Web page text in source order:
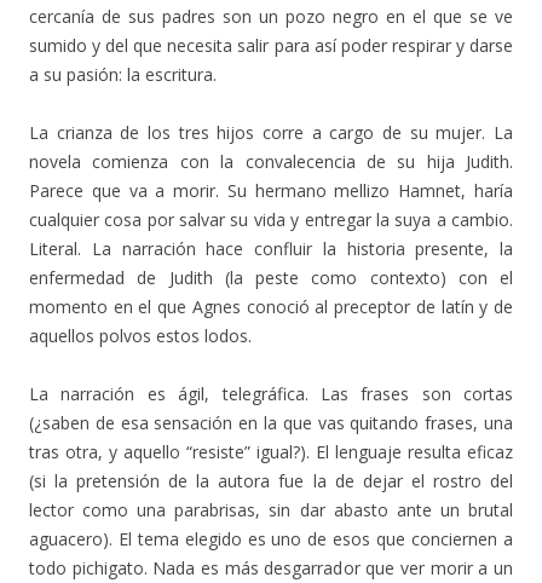
cercanía de sus padres son un pozo negro en el que se ve
sumido y del que necesita salir para así poder respirar y darse
a su pasión: la escritura.
La crianza de los tres hijos corre a cargo de su mujer. La
novela comienza con la convalecencia de su hija Judith.
Parece que va a morir. Su hermano mellizo Hamnet, haría
cualquier cosa por salvar su vida y entregar la suya a cambio.
Literal. La narración hace confluir la historia presente, la
enfermedad de Judith (la peste como contexto) con el
momento en el que Agnes conoció al preceptor de latín y de
aquellos polvos estos lodos.
La narración es ágil, telegráfica. Las frases son cortas
(¿saben de esa sensación en la que vas quitando frases, una
tras otra, y aquello “resiste” igual?). El lenguaje resulta eficaz
(si la pretensión de la autora fue la de dejar el rostro del
lector como una parabrisas, sin dar abasto ante un brutal
aguacero). El tema elegido es uno de esos que conciernen a
todo pichigato. Nada es más desgarrador que ver morir a un